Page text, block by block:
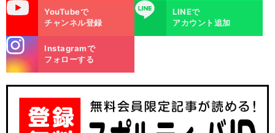
YouTubeで
チャンネル登録
LINE
LINEで
アカウント追加
m
Instagramで
フォローする